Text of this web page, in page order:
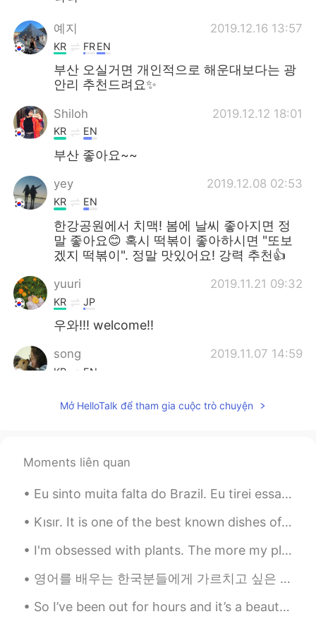
예지 2019.12.16 13:57
KR FREN
부산 오실거면 개인적으로 해운대보다는 광
안리 추천드려요✨
Shiloh 2019.12.12 18:01
KR EN
부산 좋아요~~
yey 2019.12.08 02:53
KR EN
한강공원에서 치맥! 봄에 날씨 좋아지면 정
말 좋아요😊 혹시 떡볶이 좋아하시면 "또보
겠지 떡볶이". 정말 맛있어요! 강력 추천👍
yuuri 2019.11.21 09:32
KR JP
우와!!! welcome!!
song 2019.11.07 14:59
KR EN
좋은 추억 많이 남기세요. 궁금하면 언제든
KR EN
한옥이랑 한복 꼭 체험해보세요👍🏻
Jin Kim 2019.11.06 17:10
Mở HelloTalk để tham gia cuộc trò chuyện
Moments liên quan
Eu sinto muita falta do Brazil. Eu tirei essa foto no Museu de Amanha quando eu visitei a minha f...
Kısır. It is one of the best known dishes of Turkey. It can be considered a salad variety. this ...
I'm obsessed with plants. The more my place looks like Jumanji -the better. 😂🌿 **These photos do...
영어를 배우는 한국분들에게 가르치고 싶은 것이 있어요!! “play with me”라는 표현에 관한이에요 한국사람들이 이런 말할 때 “나랑 놀자”라고 말하고 싶죠? 근데...
So I’ve been out for hours and it’s a beautiful day ~ I think I’ve walked like 3 miles heh 😼 (M...